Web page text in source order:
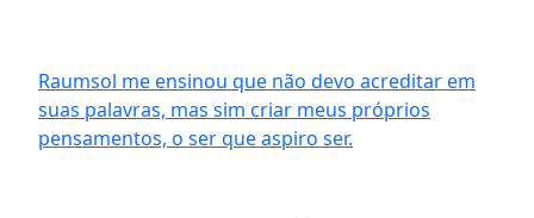
Raumsol me ensinou que não devo acreditar em
suas palavras, mas sim criar meus próprios
pensamentos, o ser que aspiro ser.